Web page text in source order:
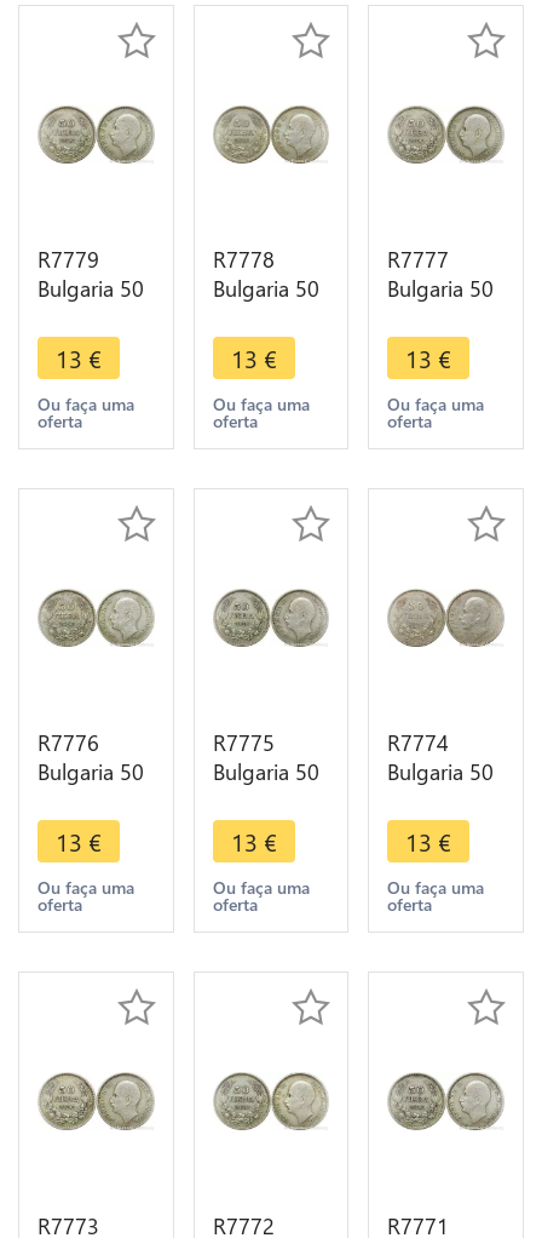
R7779
Bulgaria 50
III 1930 BP
Silver ->
Make offer
13 €
Ou faça uma
oferta
R7778
Bulgaria 50
III 1930 BP
Silver ->
Make offer
13 €
Ou faça uma
oferta
R7777
Bulgaria 50
III 1930 BP
Silver ->
Make offer
13 €
Ou faça uma
oferta
R7776
Bulgaria 50
III 1930 BP
Silver ->
Make offer
13 €
Ou faça uma
oferta
R7775
Bulgaria 50
III 1930 BP
Silver ->
Make offer
13 €
Ou faça uma
oferta
R7774
Bulgaria 50
III 1930 BP
Silver ->
Make offer
13 €
Ou faça uma
oferta
R7773
R7772
R7771